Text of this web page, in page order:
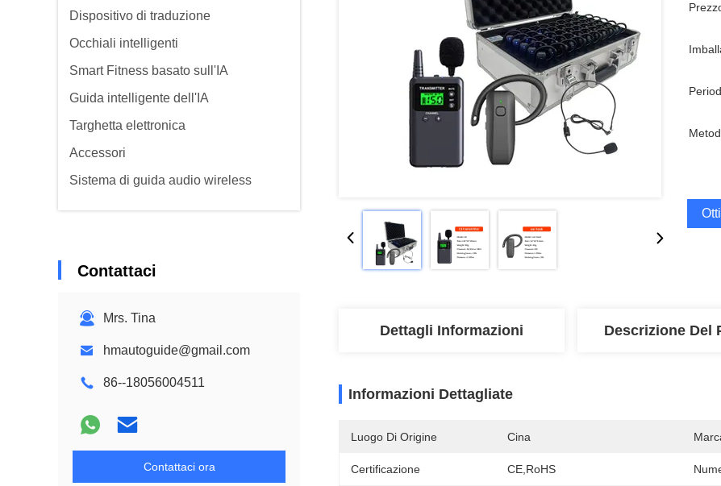
Dispositivo di traduzione
Occhiali intelligenti
Smart Fitness basato sull'IA
Guida intelligente dell'IA
Targhetta elettronica
Accessori
Sistema di guida audio wireless
Contattaci
Mrs. Tina
hmautoguide@gmail.com
86--18056004511
Contattaci ora
Dettagli Informazioni Descrizione Del
Informazioni Dettagliate
Luogo Di Origine Cina
Certificazione CE,RoHS